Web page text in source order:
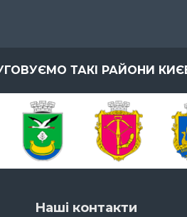
ТАКІ РАЙОНИ
Наші контакти